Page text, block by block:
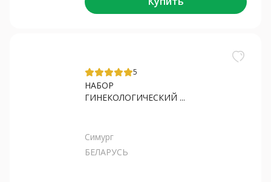
5
НАБОР
ГИНЕКОЛОГИЧЕСКИЙ ...
Симург
БЕЛАРУСЬ